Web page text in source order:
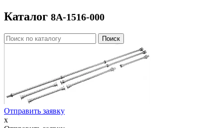
Каталог 8А-1516-000
Отправить заявку
x